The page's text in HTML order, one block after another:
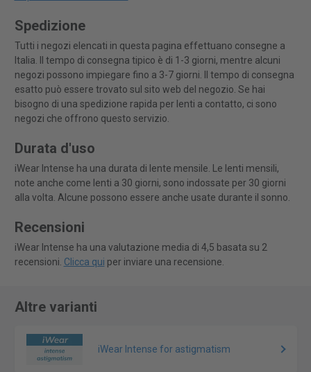
Spedizione
Tutti i negozi elencati in questa pagina effettuano consegne a
Italia. Il tempo di consegna tipico è di 1-3 giorni, mentre alcuni
negozi possono impiegare fino a 3-7 giorni. Il tempo di consegna
esatto può essere trovato sul sito web del negozio. Se hai
bisogno di una spedizione rapida per lenti a contatto, ci sono
negozi che offrono questo servizio.
Durata d'uso
iWear Intense ha una durata di lente mensile. Le lenti mensili,
note anche come lenti a 30 giorni, sono indossate per 30 giorni
alla volta. Alcune possono essere anche usate durante il sonno.
Recensioni
iWear Intense ha una valutazione media di 4,5 basata su 2
recensioni. Clicca qui per inviare una recensione.
Altre varianti
iWear Intense for astigmatism